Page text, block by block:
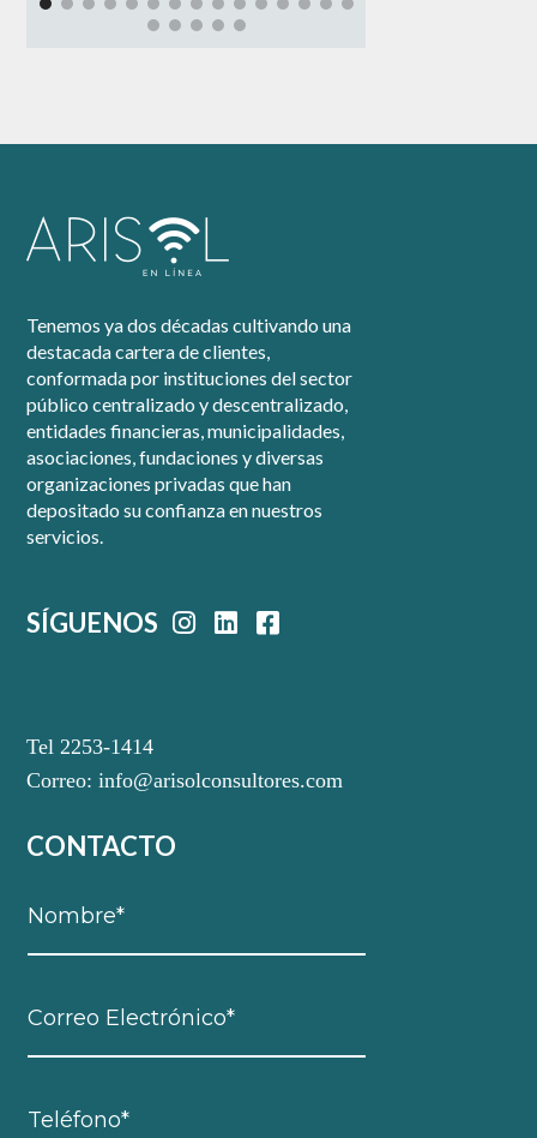
Tenemos ya dos décadas cultivando una
destacada cartera de clientes,
conformada por instituciones del sector
público centralizado y descentralizado,
entidades financieras, municipalidades,
asociaciones, fundaciones y diversas
organizaciones privadas que han
depositado su confianza en nuestros
servicios.
SÍGUENOS
Tel 2253-1414
Correo:info@arisolconsultores.com
CONTACTO